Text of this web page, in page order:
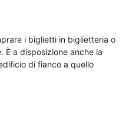
i biglietti in biglietteria o
È a disposizione anche la
di fianco a quello